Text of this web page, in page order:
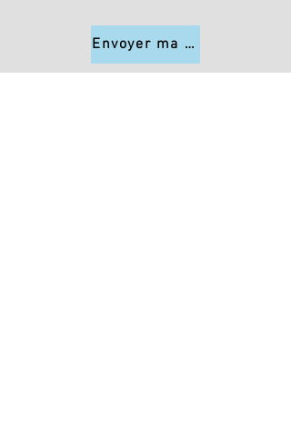
Envoyer ma commande